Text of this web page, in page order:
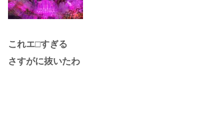
これエ□すぎる
さすがに抜いたわ